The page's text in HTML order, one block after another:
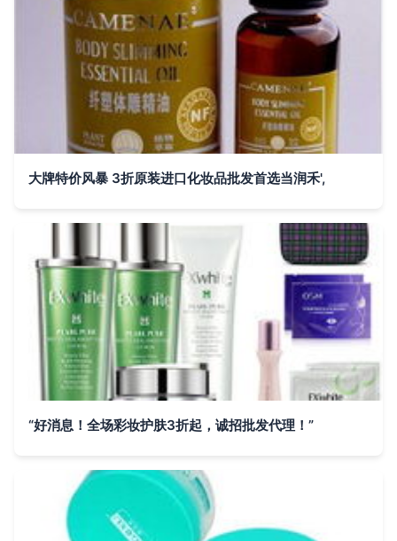
大牌特价风暴 3折原装进口化妆品批发首选当润禾',
“好消息！全场彩妆护肤3折起，诚招批发代理！”